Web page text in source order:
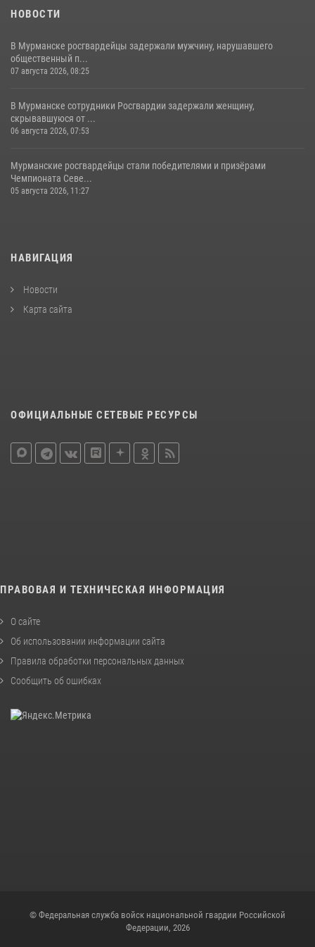
НОВОСТИ
В Мурманске росгвардейцы задержали мужчину, нарушавшего
общественный п...
07 августа 2026, 08:25
В Мурманске сотрудники Росгвардии задержали женщину,
скрывавшуюся от ...
06 августа 2026, 07:53
Мурманские росгвардейцы стали победителями и призёрами
Чемпионата Севе...
05 августа 2026, 11:27
НАВИГАЦИЯ
Новости
Карта сайта
ОФИЦИАЛЬНЫЕ СЕТЕВЫЕ РЕСУРСЫ
ПРАВОВАЯ И ТЕХНИЧЕСКАЯ ИНФОРМАЦИЯ
О сайте
Об использовании информации сайта
Правила обработки персональных данных
Сообщить об ошибках
© Федеральная служба войск национальной гвардии Российской
Федерации, 2026